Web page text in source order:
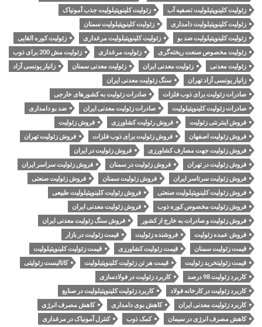
زئولیت کلینوپتیلولیت تصفیه آب
زئولیت کلینوپتیلولیت جذب آمونیاک
زئولیت کلینوپتیلولیت دامداری
زئولیت کلینوپتیلولیت سمنان
زئولیت کلینوپتیلولیت ضد بو
زئولیت کلینوپتیلولیت مرغداری
زئولیت کوره القایی
زئولیت مخصوص صنعت ریخته‌گری
زئولیت مرغداری
زئولیت مش 200 برای ذوب
زئولیت معدنی
زئولیت معدنی ایران زئولیت معدنی سمنان
زانیار یونسی آزاد
زانیار یونسی آزاد تهران
سنگ زئولیت معدنی ایران
صادرات زئولیت برای ذوب فلزات
صادرات زئولیت به کشورهای خارجی
صادرات زئولیت کلینوپتیلولیت
صادرات زئولیت معدنی ایران
ضد بو دامداری
فروش اینترنتی زئولیت
فروش رئولیت کشاورزی
فروش زئولیت
فروش زئولیت اصفهان
فروش زئولیت برای ذوب فلزات
فروش زئولیت تهران
فروش زئولیت جهت مصارف کشاورزی
فروش زئولیت در ایران
فروش زئولیت در تهران
فروش زئولیت در سمنان
فروش زئولیت سراسر ایران
فروش زئولیت سرتاسر ایران
فروش زئولیت سمنان
فروش زئولیت صنعتی
فروش زئولیت کلینوپتیلولیت صنعتی
فروش زئولیت کلینوپتیلولیت طبیعی
فروش زئولیت مخصوص کوره ذوب
فروش زئولیت معدنی ایران
فروش زئولیت و صادرات به خارج از کشور
فروش سنگ زئولیت معدنی ایران
فروش عمده زئولیت
فروشنده زئولیت
قیمت زئولیت در بازار
قیمت زئولیت سمنان
قیمت زئولیت کشاورزی
قیمت زئولیت کلینوپتیلولیت
قیمت زئولیتخرید زئولیت
قیمت هر تن زئولیت کلینوپتیلولیت
کاتالیست زئولیتی
کاربرد زئولیت 98 درصد
کاربرد زئولیت در فولادسازی
کاربرد زئولیت در کارخانه فولاد
کاربرد زئولیت کلینوپتیلولیت در صنایع
کاربرد زئولیت معدنی ایران
کاهش بوی دامداری
کاهش مصرف انرژی
کاهش مصرف انرژی در سیمان
کمک ذوب کنترل آمونیاک در مرغداری